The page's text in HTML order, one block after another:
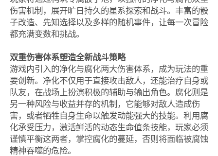
伤害机制，展开旷日持久的星系探索和战斗。丰富的骰
子改造、先知选择以及多样的随机事件，让每一次冒险
都充满变数和挑战。
双重伤害体系塑造全新战斗策略
游戏内引入的净化与腐化两大伤害体系，成为玩法的重
要创新。净化不仅用于直接攻击敌人，还能治疗自身或
队友，在战场上扮演积极的辅助与输出角色。腐化则是
另一种风险与收益并存的机制，它能够对敌人造成伤
害，或者牺牲自身生命以触发动能强大的技能。利用腐
化承受压力，激活鲜活的动态生命值条技能，玩家必须
谨慎平衡这两者，掌控腐化的蔓延，否则将面临被腐蚀
精神吞噬的危险。